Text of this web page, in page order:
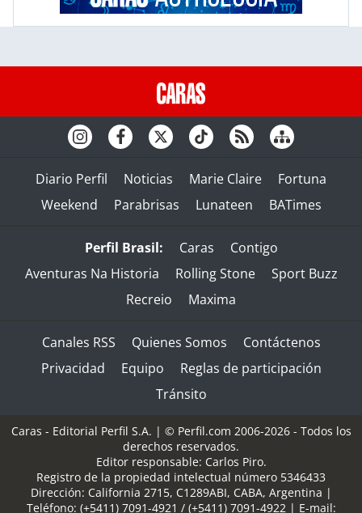
Diario Perfil Noticias Marie Claire
Fortuna
Weekend
Parabrisas Lunateen BATimes
Perfil Brasil: Caras
Contigo
Aventuras Na Historia
Rolling Stone
Sport Buzz
Recreio
Maxima
Canales RSS Quienes Somos
Contáctenos
Privacidad
Equipo
Reglas de participación
Tránsito
Caras - Editorial Perfil S.A. | © Perfil.com 2006-2026 - Todos los
derechos reservados.
Editor responsable: Carlos Piro.
Registro de la propiedad intelectual número 5346433
Dirección: California 2715, C1289ABI, CABA, Argentina |
Teléfono: (+5411) 7091-4921 / (+5411) 7091-4922 | E-mail: